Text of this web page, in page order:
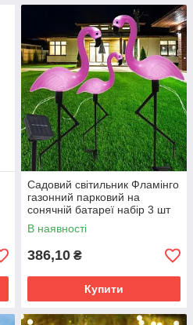
Садовий світильник Фламінго
газонний парковий на
сонячній батареї набір 3 шт
В наявності
386,10 ₴
Купити